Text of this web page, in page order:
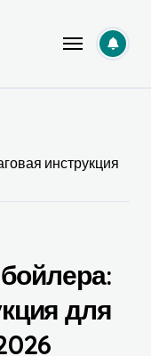
инструкция
для